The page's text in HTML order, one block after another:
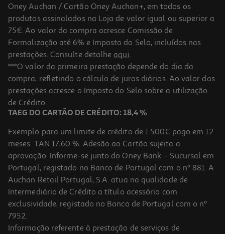
5.0
Ração Para Gato Purina One Delicate Com Peru 800g
7.49 €/Kg
5,99 €
Oney Auchan / Cartão Oney Auchan+, em todos os
produtos assinalados na Loja de valor igual ou superior a
75€. Ao valor da compra acresce Comissão de
Formalização até 6% e Imposto do Selo, incluídos nas
prestações. Consulte detalhe aqui.
***O valor da primeira prestação depende do dia da
compra, refletindo o cálculo de juros diários. Ao valor das
prestações acresce o Imposto do Selo sobre a utilização
de Crédito.
TAEG DO CARTÃO DE CRÉDITO: 18,4 %
Exemplo para um limite de crédito de 1.500€ pago em 12
meses. TAN 17,60 %. Adesão ao Cartão sujeita a
aprovação. Informe-se junto do Oney Bank – Sucursal em
Portugal, registado no Banco de Portugal com o nº 881. A
Auchan Retail Portugal, S.A. atua na qualidade de
Intermediário de Crédito a título acessório com
exclusividade, registado no Banco de Portugal com o nº
7952.
Informação referente à prestação de serviços de